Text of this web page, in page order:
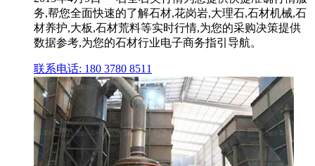
务,帮您全面快速的了解石材,花岗岩,大理石,石材机械,石
材养护,大板,石材荒料等实时行情,为您的采购决策提供
数据参考,为您的石材行业电子商务指引导航。
联系电话: 180 3780 8511